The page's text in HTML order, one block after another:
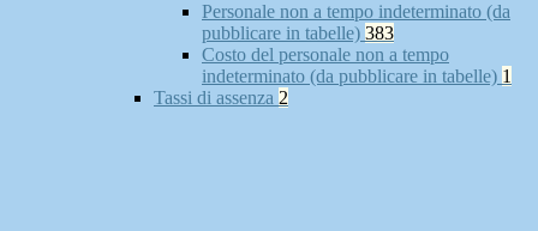
Personale non a tempo indeterminato (da
pubblicare in tabelle) 383
Costo del personale non a tempo
indeterminato (da pubblicare in tabelle) 1
Tassi di assenza 2